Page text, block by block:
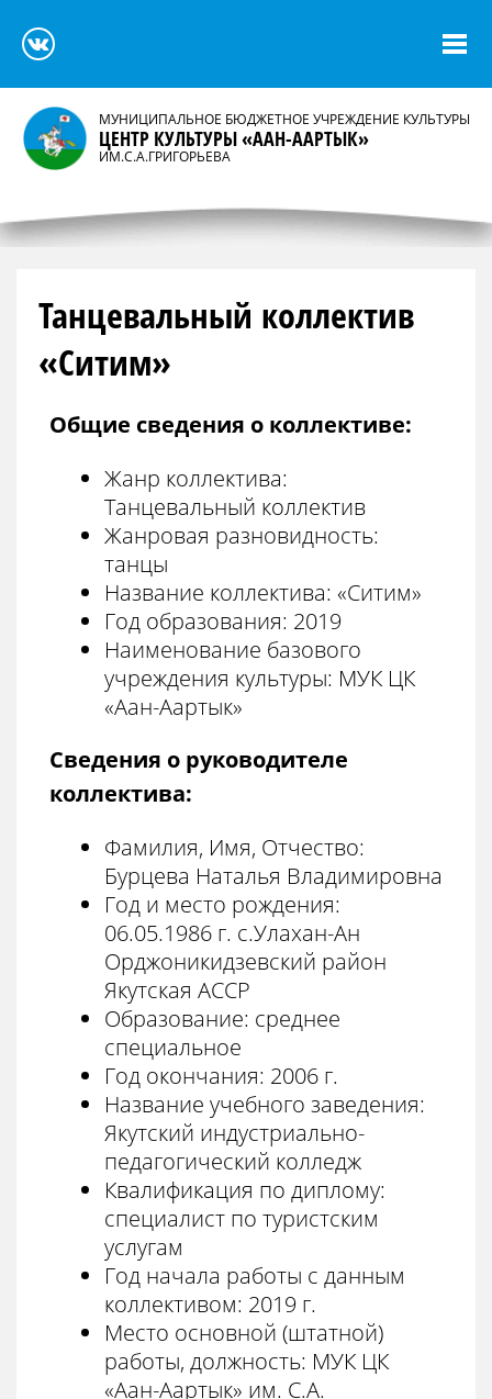
МУНИЦИПАЛЬНОЕ БЮДЖЕТНОЕ УЧРЕЖДЕНИЕ КУЛЬТУРЫ
ЦЕНТР КУЛЬТУРЫ «ААН-ААРТЫК»
ИМ.С.А.ГРИГОРЬЕВА
Танцевальный коллектив
«Ситим»
Общие сведения о коллективе:
Жанр коллектива:
Танцевальный коллектив
Жанровая разновидность:
танцы
Название коллектива: «Ситим»
Год образования: 2019
Наименование базового
учреждения культуры: МУК ЦК
«Аан-Аартык»
Сведения о руководителе
коллектива:
Фамилия, Имя, Отчество:
Бурцева Наталья Владимировна
Год и место рождения:
06.05.1986 г. с.Улахан-Ан
Орджоникидзевский район
Якутская АССР
Образование: среднее
специальное
Год окончания: 2006 г.
Название учебного заведения:
Якутский индустриально-
педагогический колледж
Квалификация по диплому:
специалист по туристским
услугам
Год начала работы с данным
коллективом: 2019 г.
Место основной (штатной)
работы, должность: МУК ЦК
«Аан-Аартык» им. С.А.